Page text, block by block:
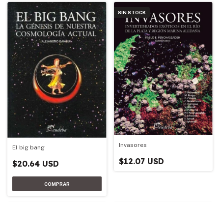
El big bang
$20.64 USD
SIN STOCK
Invasores
$12.07 USD